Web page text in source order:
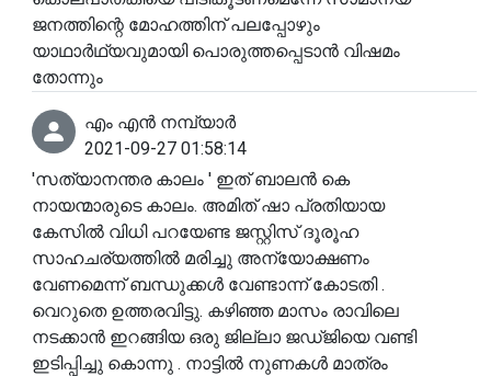
ജനത്തിന്റെ മോഹത്തിന് പലപ്പോഴും
യാഥാർഥ്യവുമായി പൊരുത്തപ്പെടാൻ വിഷമം
തോന്നും
എം എൻ നമ്പ്യാർ
2021-09-27 01:58:14
'സത്യാനന്തര കാലം ' ഇത് ബാലൻ കെ
നായന്മാരുടെ കാലം. അമിത് ഷാ പ്രതിയായ
കേസിൽ വിധി പറയേണ്ട ജസ്റ്റിസ് ദൂരൂഹ
സാഹചര്യത്തിൽ മരിച്ചു അന്യോക്ഷണം
വേണമെന്ന് ബന്ധുക്കൾ വേണ്ടാന്ന് കോടതി .
വെറുതെ ഉത്തരവിട്ടു. കഴിഞ്ഞ മാസം രാവിലെ
നടക്കാൻ ഇറങ്ങിയ ഒരു ജില്ലാ ജഡ്ജിയെ വണ്ടി
ഇടിപ്പിച്ചു കൊന്നു . നാട്ടിൽ നുണകൾ മാത്രം